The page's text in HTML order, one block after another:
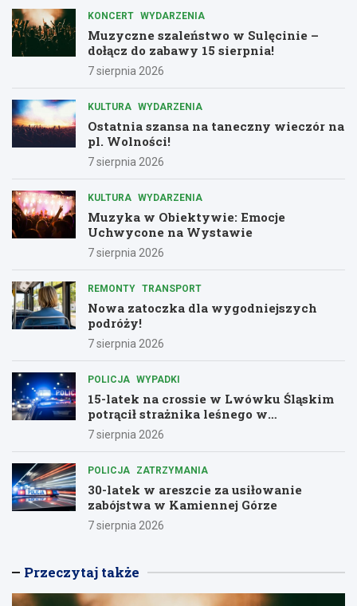
KONCERT WYDARZENIA
Muzyczne szaleństwo w Sulęcinie –
dołącz do zabawy 15 sierpnia!
7 sierpnia 2026
KULTURA WYDARZENIA
Ostatnia szansa na taneczny wieczór na
pl. Wolności!
7 sierpnia 2026
KULTURA WYDARZENIA
Muzyka w Obiektywie: Emocje
Uchwycone na Wystawie
7 sierpnia 2026
REMONTY TRANSPORT
Nowa zatoczka dla wygodniejszych
podróży!
7 sierpnia 2026
POLICJA WYPADKI
15-latek na crossie w Lwówku Śląskim
potrącił strażnika leśnego w
dramatycznej ucieczce przed policją
7 sierpnia 2026
POLICJA ZATRZYMANIA
30-latek w areszcie za usiłowanie
zabójstwa w Kamiennej Górze
7 sierpnia 2026
Przeczytaj także